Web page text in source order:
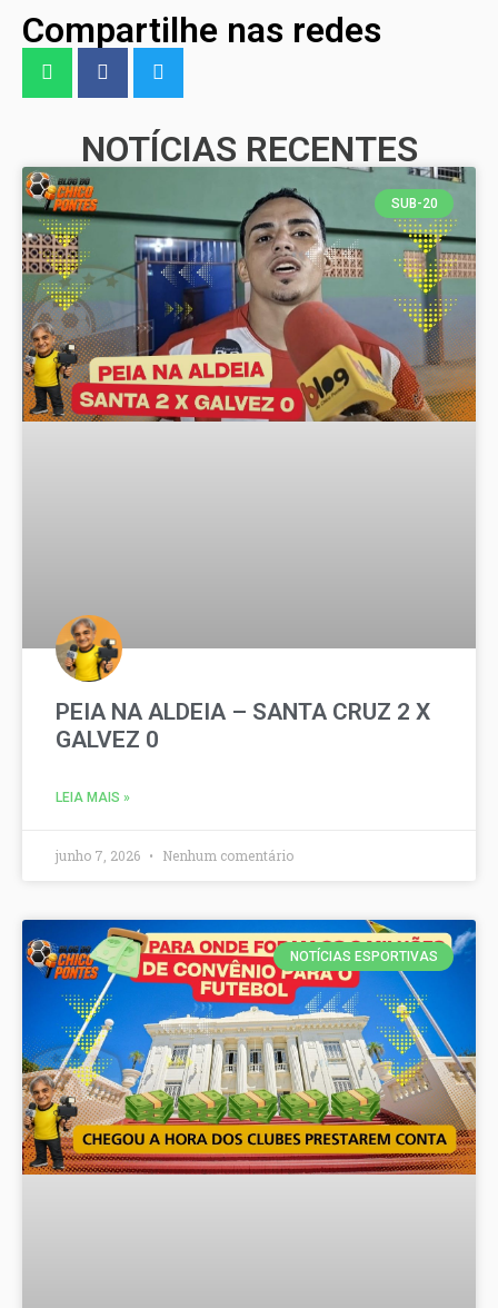
Compartilhe nas redes
NOTÍCIAS RECENTES
SUB-20
PEIA NA ALDEIA – SANTA CRUZ 2 X
GALVEZ 0
LEIA MAIS »
junho 7, 2026 Nenhum comentário
NOTÍCIAS ESPORTIVAS